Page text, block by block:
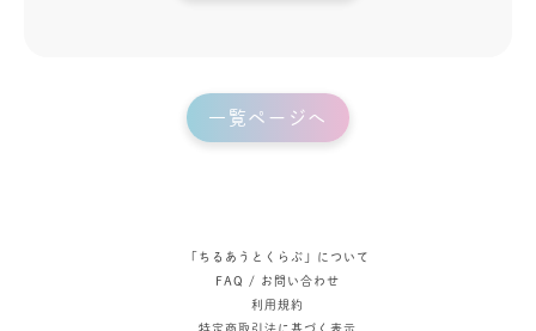
一覧ページへ
「ちるあうとくらぶ」について
FAQ / お問い合わせ
利用規約
特定商取引法に基づく表示